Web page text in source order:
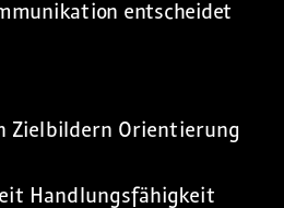
entscheidet
Zielbildern Orientierung
Handlungsfähigkeit